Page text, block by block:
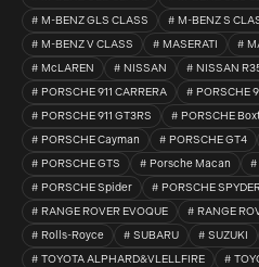
M-BENZ GLS CLASS
M-BENZ S
M-BENZ V CLASS
MASERATI
McLAREN
NISSAN NISSAN
PORSCHE 911 CARRERA
PORSCHE
PORSCHE 911 GT3RS
PORSCHE
PORSCHE Cayman
PORSCHE GT4
PORSCHE GTS
Porsche Macan
PORSCHE Spider
PORSCHE
RANGE ROVER EVOQUE
RANGE
Rolls-Royce
SUBARU SUZUKI
TOYOTA ALPHARD&VLELLFIRE